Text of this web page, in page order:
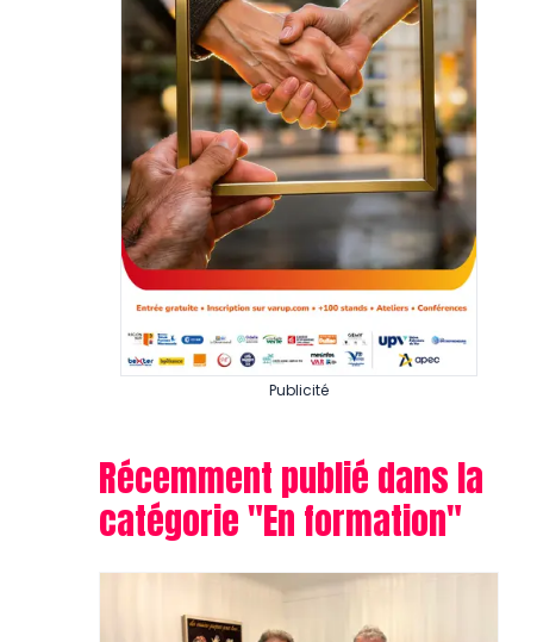
Publicité
Récemment publié dans la
catégorie "En formation"